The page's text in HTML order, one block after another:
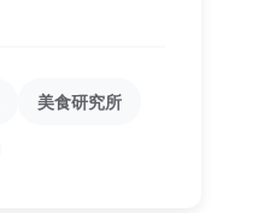
美食研究所